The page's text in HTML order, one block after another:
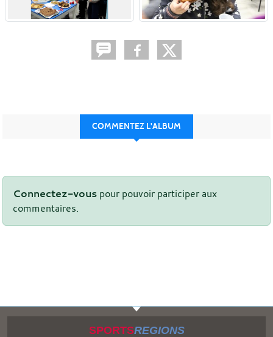
COMMENTEZ L'ALBUM
Connectez-vous pour pouvoir participer aux
commentaires.
SPORTSREGIONS